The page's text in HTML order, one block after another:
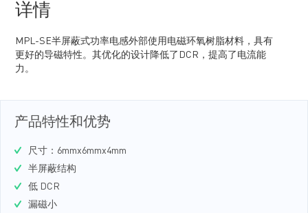
详情
MPL-SE半屏蔽式功率电感外部使用电磁环氧树脂材料，具有
更好的导磁特性。其优化的设计降低了DCR，提高了电流能
力。
产品特性和优势
尺寸：6mmx6mmx4mm
半屏蔽结构
低 DCR
漏磁小